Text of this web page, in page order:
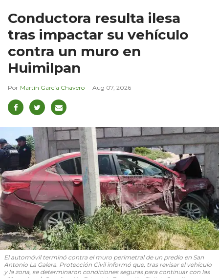
Conductora resulta ilesa
tras impactar su vehículo
contra un muro en
Huimilpan
Martín García Chavero Aug 07, 2026
El automóvil terminó contra el muro perimetral de un predio en San
Antonio La Galera. Protección Civil informó que, tras revisar el vehículo
y la zona, se determinaron condiciones seguras para continuar con las